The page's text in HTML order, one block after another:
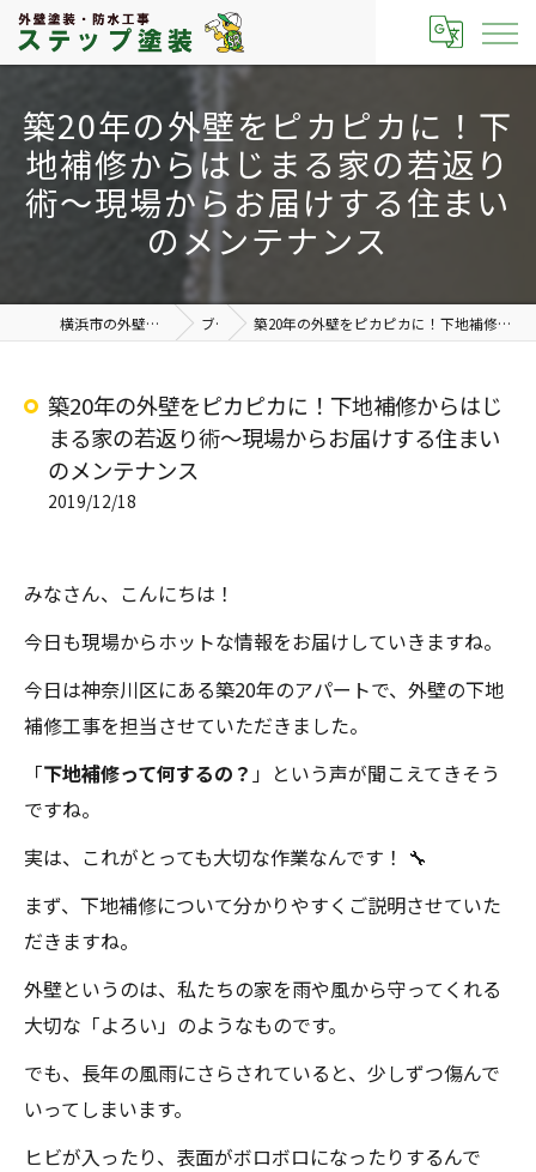
築20年の外壁をピカピカに！下
地補修からはじまる家の若返り
術～現場からお届けする住まい
のメンテナンス
横浜市の外壁塗装なら有限会社ステップ塗装 ブログ 築20年の外壁をピカピカに！下地補修からはじまる家の若返り術～現場からお届けする住まいのメンテナンス
築20年の外壁をピカピカに！下地補修からはじ
まる家の若返り術～現場からお届けする住まい
のメンテナンス
2019/12/18
みなさん、こんにちは！
今日も現場からホットな情報をお届けしていきますね。
今日は神奈川区にある築20年のアパートで、外壁の下地
補修工事を担当させていただきました。
「下地補修って何するの？ 」という声が聞こえてきそう
ですね。
実は、これがとっても大切な作業なんです！ 🔧
まず、下地補修について分かりやすくご説明させていた
だきますね。
外壁というのは、私たちの家を雨や風から守ってくれる
大切な「よろい」のようなものです。
でも、長年の風雨にさらされていると、少しずつ傷んで
いってしまいます。
ヒビが入ったり、表面がボロボロになったりするんで